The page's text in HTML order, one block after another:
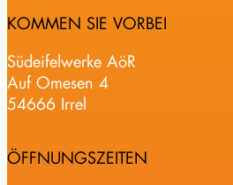
KOMMEN SIE VORBEI
Südeifelwerke AöR
Auf Omesen 4
54666 Irrel
ÖFFNUNGSZEITEN